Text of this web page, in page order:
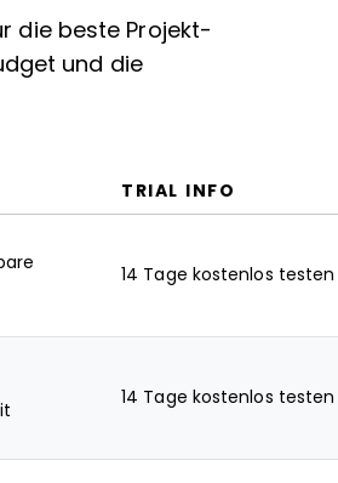
die beste Projekt-
und die
TRIAL INFO
14 Tage kostenlos testen
14 Tage kostenlos testen